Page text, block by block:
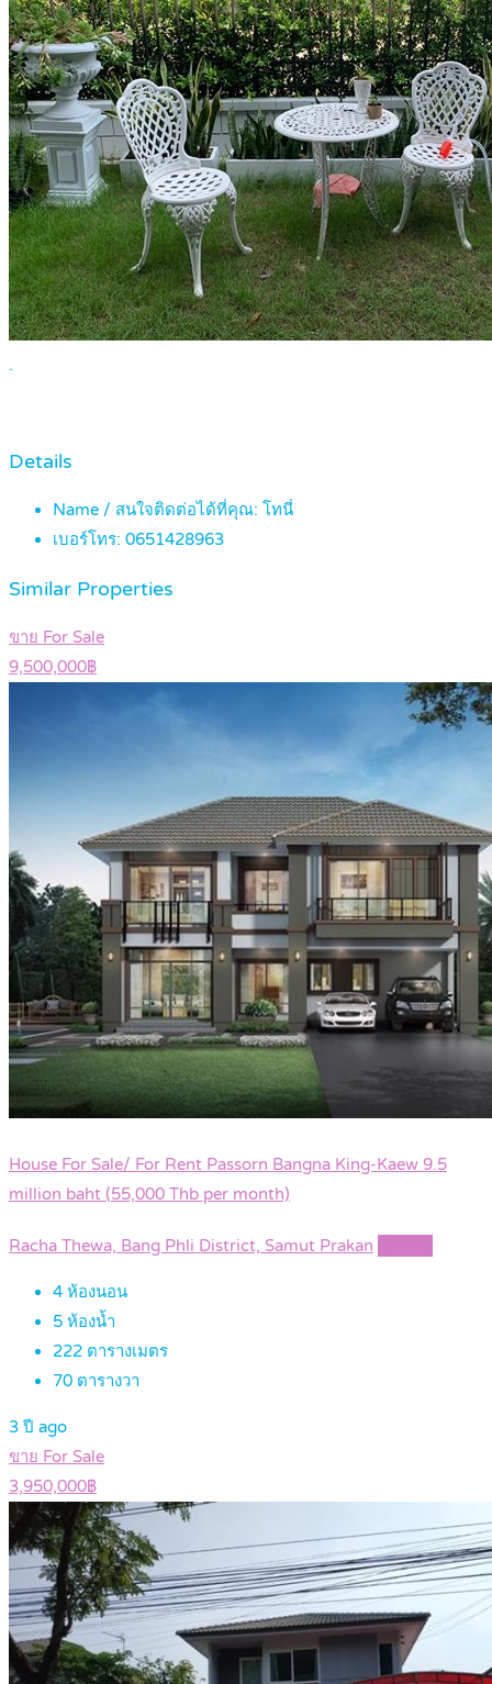
.
Details
Name / สนใจติดต่อได้ที่คุณ: โทนี่
เบอร์โทร: 0651428963
Similar Properties
ขาย For Sale
9,500,000฿
House For Sale/ For Rent Passorn Bangna King-Kaew 9.5
million baht (55,000 Thb per month)
Racha Thewa, Bang Phli District, Samut Prakan
4 ห้องนอน
5 ห้องน้ำ
222 ตารางเมตร
70 ตารางวา
3 ปี ago
ขาย For Sale
3,950,000฿